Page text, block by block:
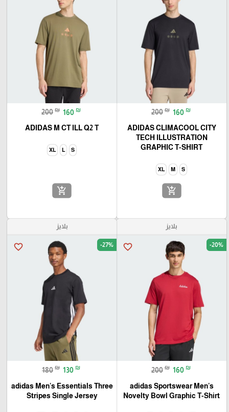
🎓
200 ₪ 160 ₪
ADIDAS CLIMACOOL CITY
TECH ILLUSTRATION
GRAPHIC T-SHIRT
S
M
XL
add_shopping_cart
200 ₪ 160 ₪
ADIDAS M CT ILL Q2 T
S
L
XL
add_shopping_cart
بلايز
favorite_border -20%
200 ₪ 160 ₪
adidas Sportswear Men's
Novelty Bowl Graphic T-Shirt
بلايز
favorite_border -27%
180 ₪ 130 ₪
adidas Men's Essentials Three
Stripes Single Jersey